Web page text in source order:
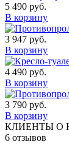
5 490 руб.
В корзину
3 947 руб.
В корзину
4 490 руб.
В корзину
3 790 руб.
В корзину
КЛИЕНТЫ О
6 отзывов